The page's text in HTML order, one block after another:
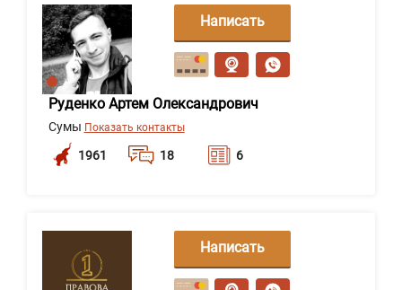
Руденко Артем Олександрович
Сумы Показать контакты
1961 18 6
Написать
сообщение
Написать
сообщение